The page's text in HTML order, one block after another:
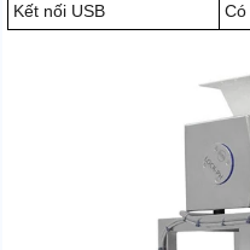
Kết nối USB
Có